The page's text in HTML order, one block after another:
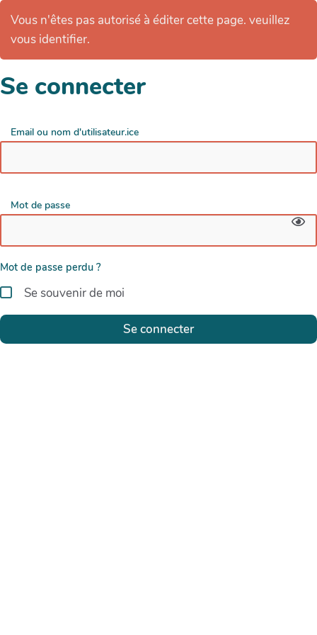
Vous n'êtes pas autorisé à éditer cette page. veuillez
vous identifier.
Se connecter
Email ou nom d'utilisateur.ice
Mot de passe
Mot de passe perdu ?
Se souvenir de moi
Se connecter